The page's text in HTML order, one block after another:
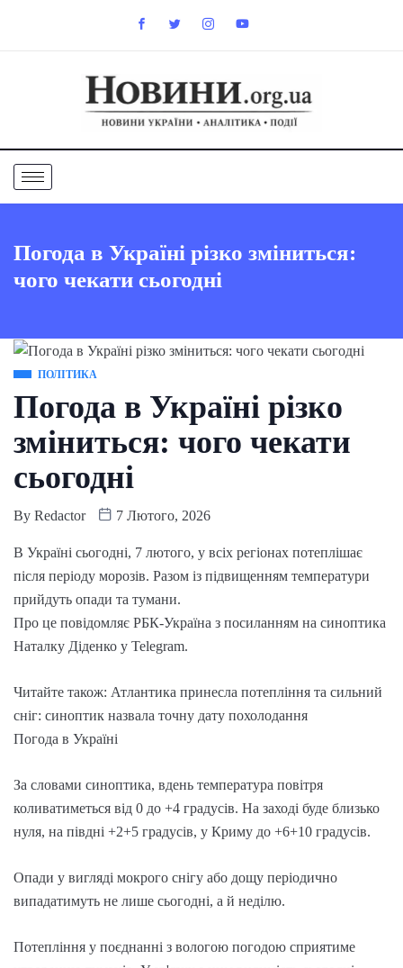
Погода в Україні різко зміниться:
чого чекати сьогодні
ПОЛІТИКА
Погода в Україні різко
зміниться: чого чекати
сьогодні
By Redactor 7 Лютого, 2026
В Україні сьогодні, 7 лютого, у всіх регіонах потеплішає
після періоду морозів. Разом із підвищенням температури
прийдуть опади та тумани.
Про це повідомляє РБК-Україна з посиланням на синоптика
Наталку Діденко у Telegram.
Читайте також: Атлантика принесла потепління та сильний
сніг: синоптик назвала точну дату похолодання
Погода в Україні
За словами синоптика, вдень температура повітря
коливатиметься від 0 до +4 градусів. На заході буде близько
нуля, на півдні +2+5 градусів, у Криму до +6+10 градусів.
Опади у вигляді мокрого снігу або дощу періодично
випадатимуть не лише сьогодні, а й неділю.
Потепління у поєднанні з вологою погодою сприятиме